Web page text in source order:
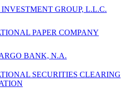
GROUP, L.L.C.
PAPER COMPANY
BANK, N.A.
SECURITIES CLEARING